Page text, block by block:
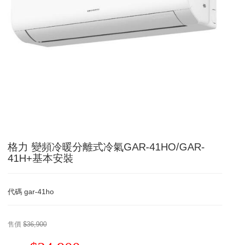
格力 變頻冷暖分離式冷氣GAR-41HO/GAR-
41H+基本安裝
代碼 gar-41ho
售價 $36,900